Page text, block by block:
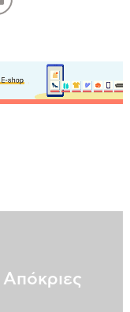
Απόκριες
μας σκοπός